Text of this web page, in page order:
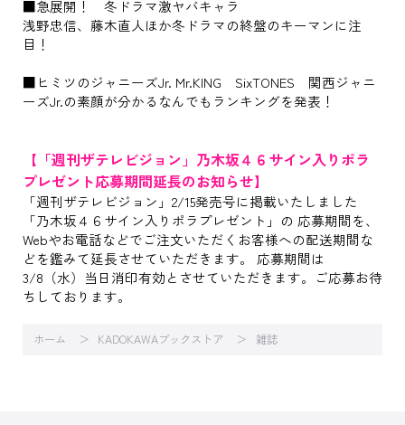
■急展開！ 冬ドラマ激ヤバキャラ
浅野忠信、藤木直人ほか冬ドラマの終盤のキーマンに注
目！
■ヒミツのジャニーズJr. Mr.KING SixTONES 関西ジャニ
ーズJr.の素顔が分かるなんでもランキングを発表！
【「週刊ザテレビジョン」乃木坂４６サイン入りポラ
プレゼント応募期間延長のお知らせ】
「週刊ザテレビジョン」2/15発売号に掲載いたしました
「乃木坂４６サイン入りポラプレゼント」の 応募期間を、
Webやお電話などでご注文いただくお客様への配送期間な
どを鑑みて延長させていただきます。 応募期間は
3/8（水）当日消印有効とさせていただきます。ご応募お待
ちしております。
ホーム KADOKAWAブックストア 雑誌